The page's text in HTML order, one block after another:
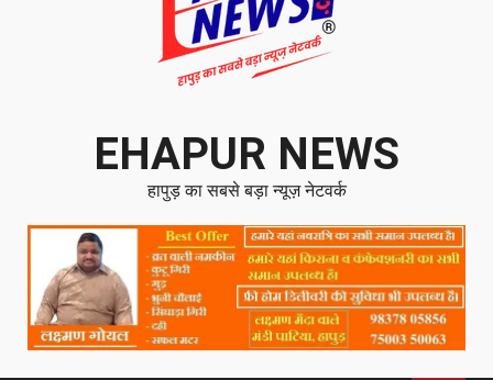
EHAPUR NEWS
हापुड़ का सबसे बड़ा न्यूज़ नेटवर्क